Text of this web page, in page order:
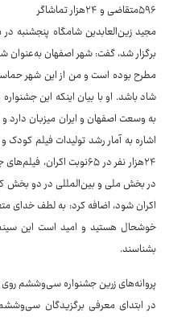
۵۹۶متقاضی و ۲۴هزار تماشاگر
مجید زین‌العابدین شامگاه پنجشنبه
برگزار شد، گفت: شهر اصفهان
مطرح بوده است و من از این شهر
شاد باشد. او با بیان اینکه این
به وسعت اصفهان و ایران میزبان دارد و
اشاره به آمار رشد تولیدات فیلم
در بخش ملی و بین‌المللی در دو بخش
اکران شود، اضافه کرد: به لطف خدای
خوشحال هستید و امید است این سینما
بشناسند.
پروانه‌های زرین جشنواره سی‌وششم
در ابتدای معرفی برگزیدگان